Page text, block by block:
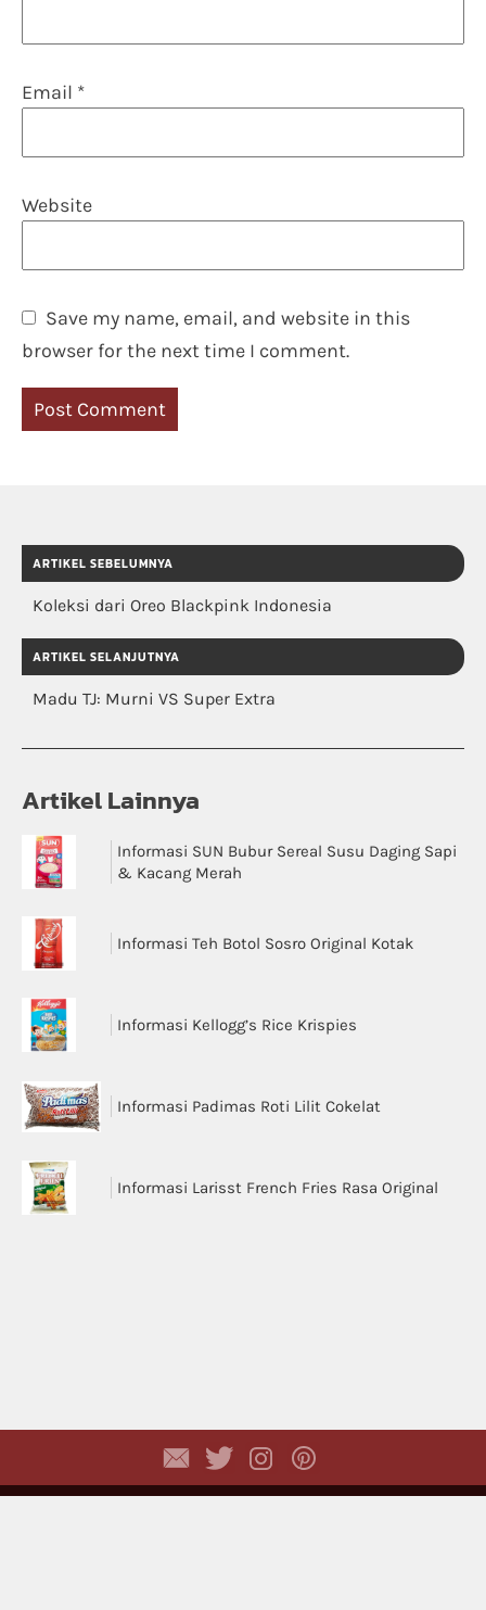
Email *
Website
Save my name, email, and website in this
browser for the next time I comment.
ARTIKEL SEBELUMNYA
Koleksi dari Oreo Blackpink Indonesia
ARTIKEL SELANJUTNYA
Madu TJ: Murni VS Super Extra
Artikel Lainnya
Informasi SUN Bubur Sereal Susu Daging Sapi
& Kacang Merah
Informasi Teh Botol Sosro Original Kotak
Informasi Kellogg’s Rice Krispies
Informasi Padimas Roti Lilit Cokelat
Informasi Larisst French Fries Rasa Original